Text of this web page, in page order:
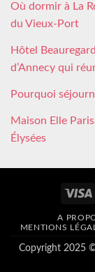
Où dormir à La
du Vieux-Port
Hôtel
d’Annecy qui
Pourquoi
Maison Elle
Élysées
A
MENTIONS
Copyright 2025